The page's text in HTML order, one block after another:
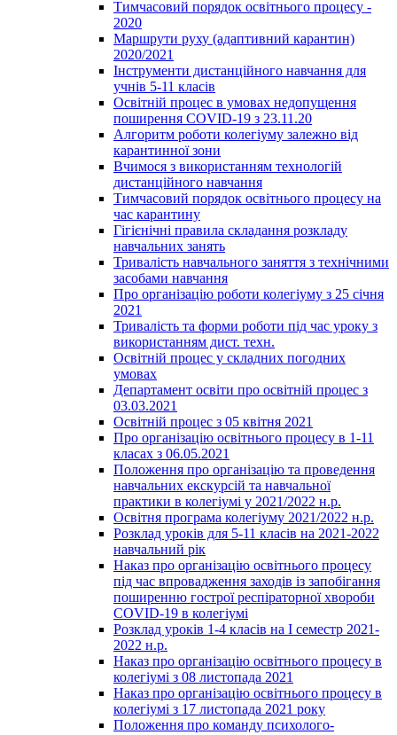
Тимчасовий порядок освітнього процесу -
2020
Маршрути руху (адаптивний карантин)
2020/2021
Інструменти дистанційного навчання для
учнів 5-11 класів
Освітній процес в умовах недопущення
поширення COVID-19 з 23.11.20
Алгоритм роботи колегіуму залежно від
карантинної зони
Вчимося з використанням технологій
дистанційного навчання
Тимчасовий порядок освітнього процесу на
час карантину
Гігієнічні правила складання розкладу
навчальних занять
Тривалість навчального заняття з технічними
засобами навчання
Про організацію роботи колегіуму з 25 січня
2021
Тривалість та форми роботи під час уроку з
використанням дист. техн.
Освітній процес у складних погодних
умовах
Департамент освіти про освітній процес з
03.03.2021
Освітній процес з 05 квітня 2021
Про організацію освітнього процесу в 1-11
класах з 06.05.2021
Положення про організацію та проведення
навчальних екскурсій та навчальної
практики в колегіумі у 2021/2022 н.р.
Освітня програма колегіуму 2021/2022 н.р.
Розклад уроків для 5-11 класів на 2021-2022
навчальний рік
Наказ про організацію освітнього процесу
під час впровадження заходів із запобігання
поширенню гострої респіраторної хвороби
COVID-19 в колегіумі
Розклад уроків 1-4 класів на І семестр 2021-
2022 н.р.
Наказ про організацію освітнього процесу в
колегіумі з 08 листопада 2021
Наказ про організацію освітнього процесу в
колегіумі з 17 листопада 2021 року
Положення про команду психолого-